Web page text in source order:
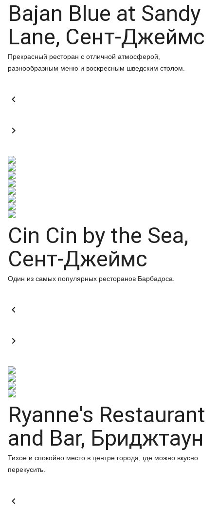
Bajan Blue at Sandy
Lane, Сент-Джеймс
Прекрасный ресторан с отличной атмосферой,
разнообразным меню и воскресным шведским столом.


Cin Cin by the Sea,
Сент-Джеймс
Один из самых популярных ресторанов Барбадоса.


Ryanne's Restaurant
and Bar, Бриджтаун
Тихое и спокойно место в центре города, где можно вкусно
перекусить.
